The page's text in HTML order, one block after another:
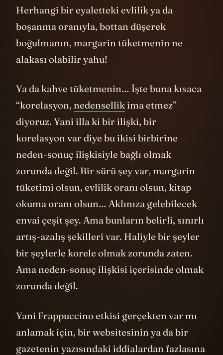
Herhangi bir eyaletteki evlilik ya da
boşanma oranıyla, bottan düşerek
boğulmanın, margarin tüketmenin ne
alakası olabilir yahu!
Ya da kahve tüketmenin… İşte buna kısaca
“korelasyon, nedensellik ima etmez”
diyoruz. Yani illa ki bir ilişki, bir
korelasyon var diye bu ikisi birbirine
neden-sonuç ilişkisiyle bağlı olmak
zorunda değil. Bir sürü şey var, margarin
tüketimi olsun, evlilik oranı olsun, kitap
okuma oranı olsun… Aklınıza gelebilecek
envai çeşit şey. Ama bunların belirli, sınırlı
artış-azalış şekilleri var. Haliyle bir şeyler
bir şeylerle korele olmak zorunda zaten.
Ama neden-sonuç ilişkisi içerisinde olmak
zorunda değil.
Yani Frappuccino etkisi gerçekten var mı
anlamak için, bir websitesinin ya da bir
gazetenin yazısındaki iddialardan fazlasına